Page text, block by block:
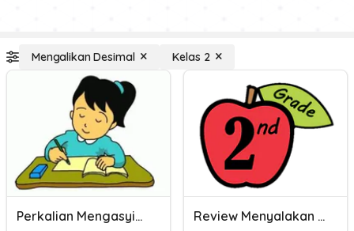
Mengalikan Desimal Kelas 2
Perkalian Mengasyikan Review Menyalakan Komputer